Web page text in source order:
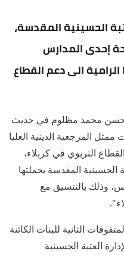
الحسينية المقدسة،
إحدى المدارس
الى دعم القطاع
محمد مظلوم في حديث
ممثل المرجعية الدينية العليا
التربوي في كربلاء،
المقدسة بحملتها
وذلك بالتنسيق مع
الثانية للبنات الكائنة
العتبة الحسينية